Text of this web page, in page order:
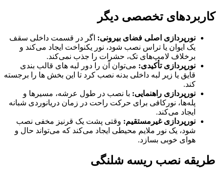
کاربردهای تخصصی دیگر
نورپردازی اصلی فضای بیرونی: اگر در قسمت داخلی سقف
یک ایوان یا تراس نصب شود، نور یکنواخت ایجاد می‌کند و
برخلاف لامپ‌های تک، حشرات را جذب نمی‌کند.
نورپردازی تأکیدی: می‌توان آن را دور لبه های قالب بندی
قایق یا زیر لبه داخلی بدنه نصب کرد تا این بخش ها را برجسته
کند.
نورپردازی راهنمایی: با نصب در طول عرشه، مسیرها و
پله‌ها، نورکافی برای حرکت راحت در زمان دریانوردی شبانه
ایجاد می‌کند.
نورپردازی غیرمستقیم: وقتی پشت یک قرنیز مخفی نصب
شود، یک نور ملایم محیطی ایجاد می‌کند که می‌تواند حال و
هوای خوبی بسازد.
طریقه نصب ریسه شلنگی